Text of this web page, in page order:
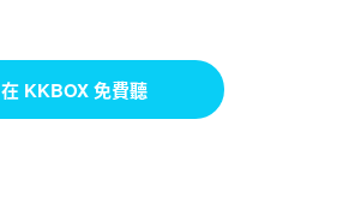
在 KKBOX 免費聽